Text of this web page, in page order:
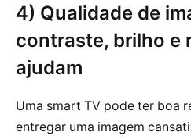
4) Qualidade de
contraste, brilho e
ajudam
Uma smart TV pode ter boa
entregar uma imagem